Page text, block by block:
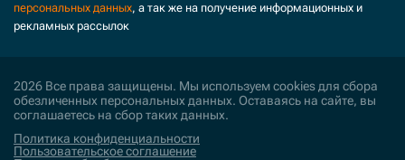
персональных данных, а так же на получение информационных и
рекламных рассылок
2026 Все права защищены. Мы используем cookies для сбора
обезличенных персональных данных. Оставаясь на сайте, вы
соглашаетесь на сбор таких данных.
Политика конфиденциальности
Пользовательское соглашение